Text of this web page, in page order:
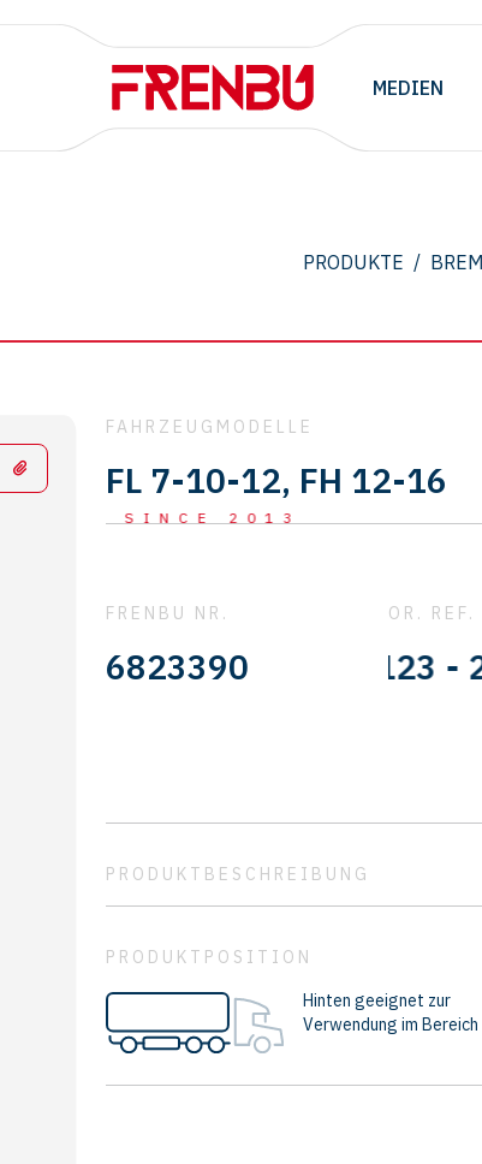
MEDIEN
SINCE 2013
PRODUKTE /
FAHRZEUGMODELLE
FL 7-10-12, FH 12-16
FRENBU NR.
6823390
OR. REF.
1075309 - 21094123 -
PRODUKTBESCHREIBUNG
PRODUKTPOSITION
Hinten geeignet zur
Verwendung im Bereich